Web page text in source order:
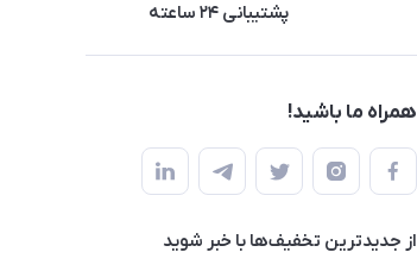
پشتیبانی ۲۴ ساعته
همراه ما باشید!
از جدید‌ترین تخفیف‌ها با‌ خبر شوید